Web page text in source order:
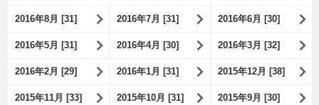
2016年8月 [31] 2016年7月 [31] 2016年6月 [30]
2016年5月 [31] 2016年4月 [30] 2016年3月 [32]
2016年2月 [29] 2016年1月 [31] 2015年12月 [38]
2015年11月 [33] 2015年10月 [31] 2015年9月 [30]